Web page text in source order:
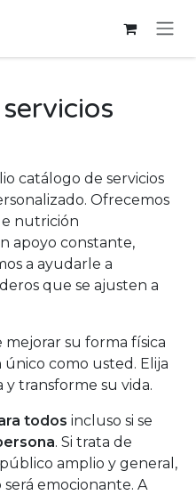
catálogo de servicios
Ofrecemos
nutrición
apoyo constante,
a ayudarle a
que se ajusten a
su forma física
como usted. Elija
y transforme su vida.
todos incluso si se
. Si trata de
amplio y general,
será emocionante. A